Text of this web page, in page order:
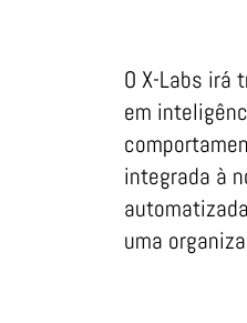
O X-Labs
em
integrada à
uma